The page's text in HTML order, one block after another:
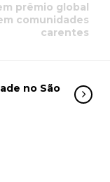
prêmio global
comunidades
carentes
no São